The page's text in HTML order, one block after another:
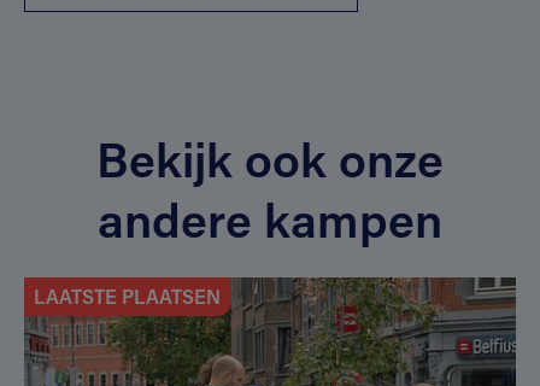
Bekijk ook onze
andere kampen
LAATSTE PLAATSEN